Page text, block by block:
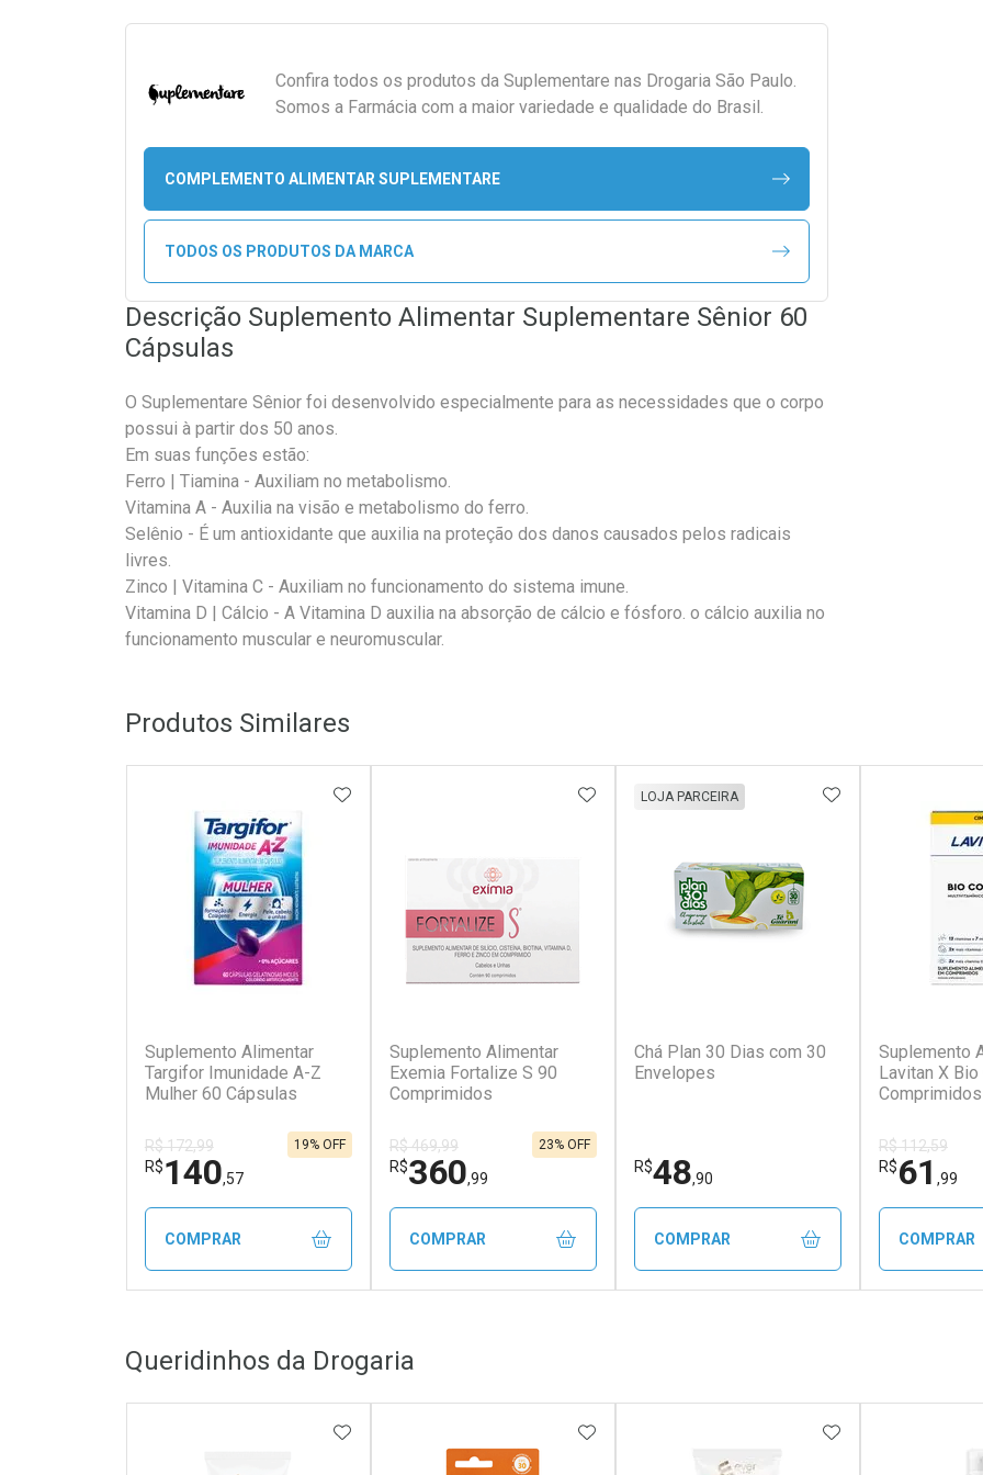
Confira todos os produtos da Suplementare nas Drogaria São Paulo.
Somos a Farmácia com a maior variedade e qualidade do Brasil.
COMPLEMENTO ALIMENTAR SUPLEMENTARE
TODOS OS PRODUTOS DA MARCA
Descrição Suplemento Alimentar Suplementare Sênior 60
Cápsulas
O Suplementare Sênior foi desenvolvido especialmente para as necessidades que o corpo
possui à partir dos 50 anos.
Em suas funções estão:
Ferro | Tiamina - Auxiliam no metabolismo.
Vitamina A - Auxilia na visão e metabolismo do ferro.
Selênio - É um antioxidante que auxilia na proteção dos danos causados pelos radicais
livres.
Zinco | Vitamina C - Auxiliam no funcionamento do sistema imune.
Vitamina D | Cálcio - A Vitamina D auxilia na absorção de cálcio e fósforo. o cálcio auxilia no
funcionamento muscular e neuromuscular.
Produtos Similares
Suplemento Alimentar
Targifor Imunidade A-Z
Mulher 60 Cápsulas
R$ 172,99
R$140,57
19% OFF
ADICIONAR AOS FAVORITOS
COMPRAR
Laboratório
Por Menos
Suplemento Alimentar
Exemia Fortalize S 90
Comprimidos
R$ 469,99
R$360,99
23% OFF
ADICIONAR AOS FAVORITOS
COMPRAR
Laboratório
Por Menos
Chá Plan 30 Dias com 30
Envelopes
LOJA PARCEIRA
R$48,90
ADICIONAR AOS
COMPRAR
Suplemento
Lavitan X
Comprimidos
R$ 112,59
R$61 ,99
COMPRAR
Queridinhos da Drogaria
ADICIONAR AOS FAVORITOSADICIONAR AOS FAVORITOSADICIONAR AOS